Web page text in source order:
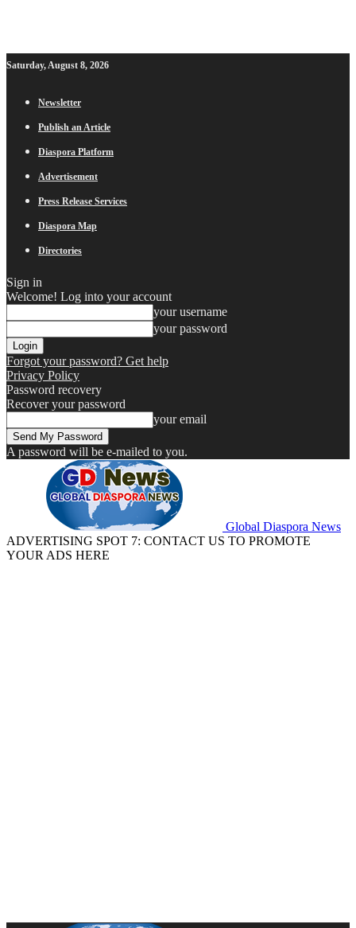
Saturday, August 8, 2026
Newsletter
Publish an Article
Diaspora Platform
Advertisement
Press Release Services
Diaspora Map
Directories
Sign in
Welcome! Log into your account
your username
your password
Forgot your password? Get help
Privacy Policy
Password recovery
Recover your password
your email
A password will be e-mailed to you.
Global Diaspora News
ADVERTISING SPOT 7: CONTACT US TO PROMOTE
YOUR ADS HERE